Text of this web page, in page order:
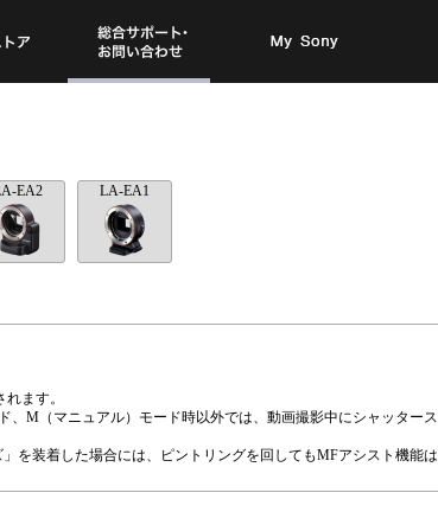
EA2 LA-EA1
ます。
M（マニュアル）モード時以外では、動画撮影中にシャッター
を装着した場合には、ピントリングを回してもMFアシスト機